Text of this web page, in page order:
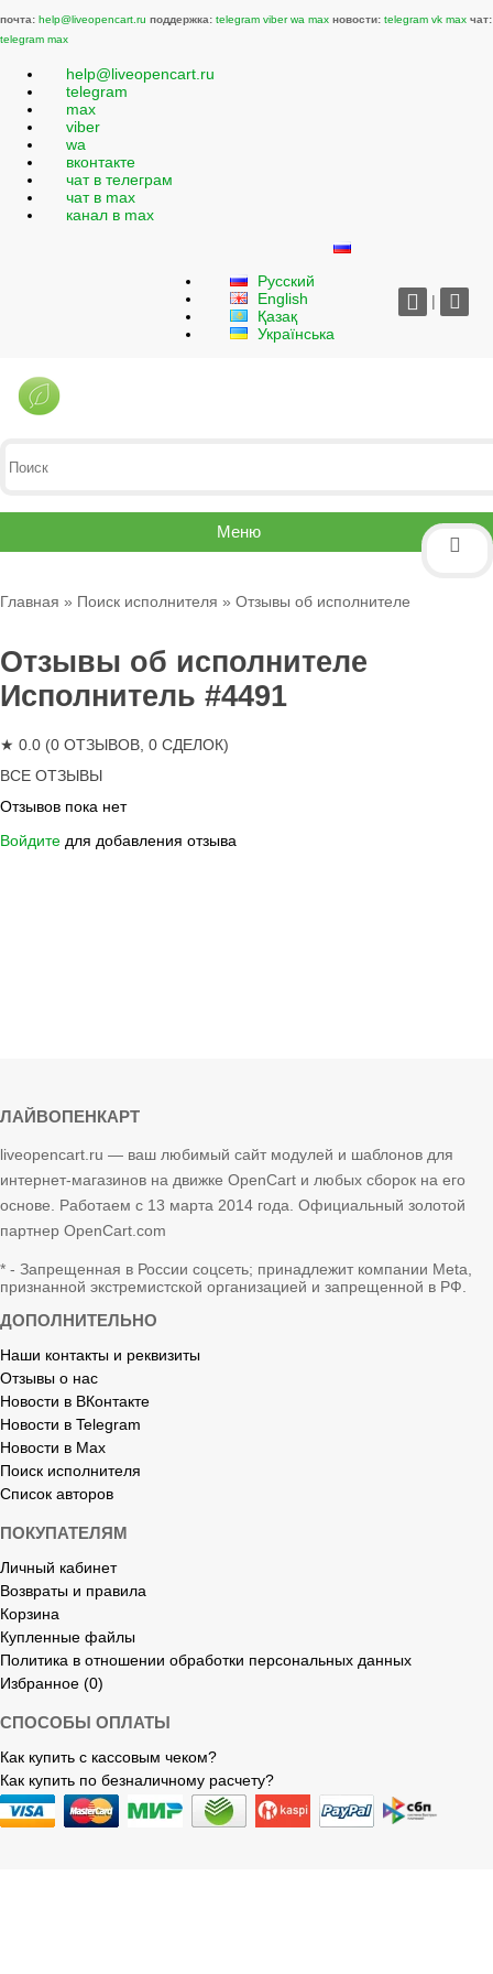
почта: help@liveopencart.ru поддержка: telegram viber wa max новости: telegram vk max чат:
telegram max
help@liveopencart.ru
telegram
max
viber
wa
вконтакте
чат в телеграм
чат в max
канал в max
Русский
English
Қазақ
Українська
|
Меню
Главная » Поиск исполнителя » Отзывы об исполнителе
Отзывы об исполнителе
Исполнитель #4491
★ 0.0 (0 ОТЗЫВОВ, 0 СДЕЛОК)
ВСЕ ОТЗЫВЫ
Отзывов пока нет
Войдите для добавления отзыва
ЛАЙВОПЕНКАРТ
liveopencart.ru — ваш любимый сайт модулей и шаблонов для
интернет-магазинов на движке OpenCart и любых сборок на его
основе. Работаем с 13 марта 2014 года. Официальный золотой
партнер OpenCart.com
* - Запрещенная в России соцсеть; принадлежит компании Meta,
признанной экстремистской организацией и запрещенной в РФ.
ДОПОЛНИТЕЛЬНО
Наши контакты и реквизиты
Отзывы о нас
Новости в ВКонтакте
Новости в Telegram
Новости в Max
Поиск исполнителя
Список авторов
ПОКУПАТЕЛЯМ
Личный кабинет
Возвраты и правила
Корзина
Купленные файлы
Политика в отношении обработки персональных данных
Избранное (0)
СПОСОБЫ ОПЛАТЫ
Как купить с кассовым чеком?
Как купить по безналичному расчету?